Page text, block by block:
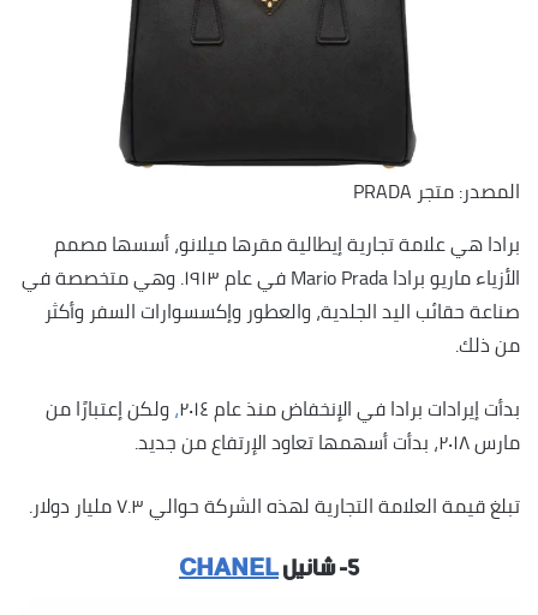
المصدر: متجر PRADA
برادا هي علامة تجارية إيطالية مقرها ميلانو، أسسها مصمم
الأزياء ماريو برادا Mario Prada في عام ١٩١٣. وهي متخصصة في
صناعة حقائب اليد الجلدية، والعطور وإكسسوارات السفر وأكثر
من ذلك.
بدأت إيرادات برادا في الإنخفاض منذ عام ٢٠١٤
، ولكن إعتبارًا من
مارس ٢٠١٨، بدأت أسهمها تعاود الإرتفاع من جديد.
تبلغ قيمة العلامة التجارية لهذه الشركة حوالي ٧.٣ مليار دولار.
٥- شانيل CHANEL